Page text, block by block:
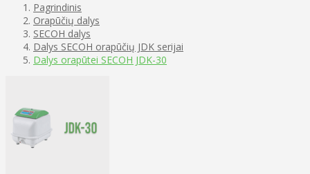
Pagrindinis
Orapūčių dalys
SECOH dalys
Dalys SECOH orapūčių JDK serijai
Dalys orapūtei SECOH JDK-30